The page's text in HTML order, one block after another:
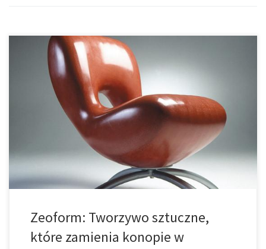
Co jeżeli, tworzywo sztuczne mogłoby być wykonane bez użycia
paliw kopalnych i toksycznych substancji chemicznych? Australijska
firma właśnie to zrobiła, tworząc tworzywo sztuczne, które może
przekształcić konopie w praktycznie wszystko. Zeoform to
obiecujące rozwiązanie dla tradycyjnych tworzyw sztucznych. Jest
wykonany z prostej mieszaniny włókien roślinnych (w
szczególności celulozy) i wody. […]
Zeoform: Tworzywo sztuczne,
które zamienia konopie w